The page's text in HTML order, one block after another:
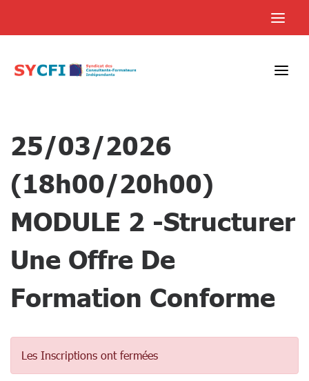
content
25/03/2026
(18h00/20h00)
MODULE 2 -Structurer
Une Offre De
Formation Conforme
Les Inscriptions ont fermées